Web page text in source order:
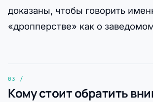
доказаны, чтобы говорить
«дропперстве» как о
Кому стоит обратить